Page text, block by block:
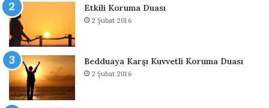
ı
İ
ç
i
n
D
u
a
Etkili Koruma Duası
2 Şubat 2016
Bedduaya Karşı Kuvvetli Koruma Duası
2 Şubat 2016